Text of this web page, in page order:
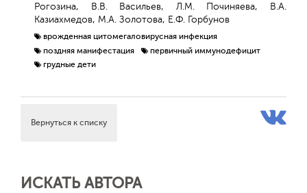
Рогозина, В.В. Васильев, Л.М. Починяева, В.А.
Казиахмедов, М.А. Золотова, Е.Ф. Горбунов
врожденная цитомегаловирусная инфекция
поздняя манифестация
первичный иммунодефицит
грудные дети
Вернуться к списку
ИСКАТЬ АВТОРА